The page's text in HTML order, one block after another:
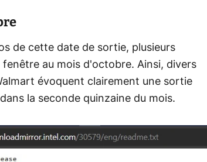
de cette date de sortie, plusieurs
au mois d'octobre. Ainsi, divers
évoquent clairement une sortie
la seconde quinzaine du mois.